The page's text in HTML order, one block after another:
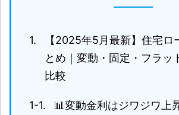
【2025年5月最新】住宅ロ
とめ｜変動・固定・フラッ
比較
📊変動金利はジワジワ上